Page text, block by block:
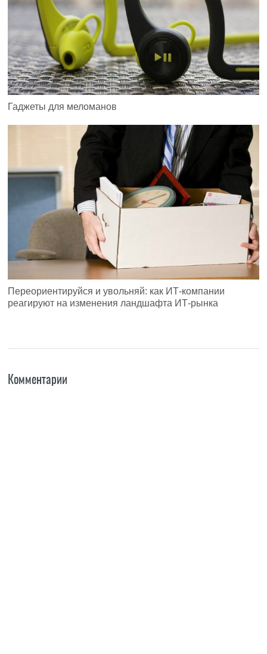
Гаджеты для меломанов
Переориентируйся и увольняй: как ИТ-компании
реагируют на изменения ландшафта ИТ-рынка
Комментарии